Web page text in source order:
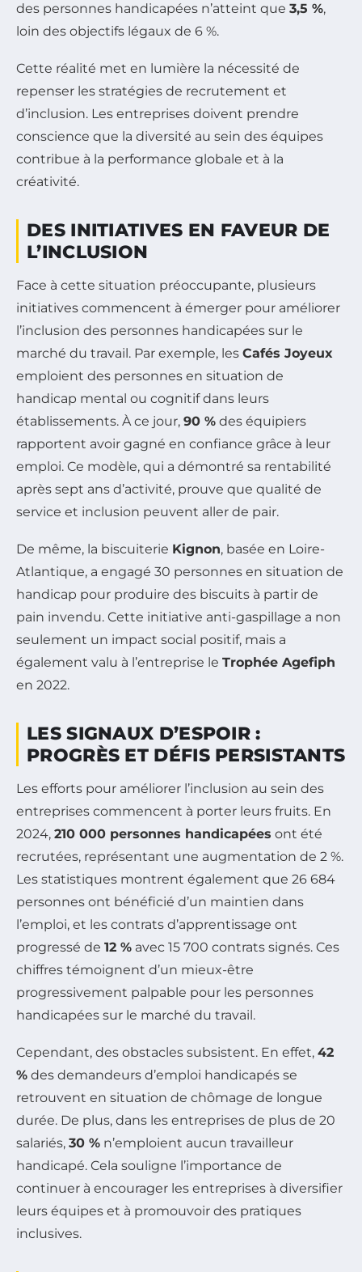
des personnes handicapées n’atteint que 3,5 %,
loin des objectifs légaux de 6 %.
Cette réalité met en lumière la nécessité de
repenser les stratégies de recrutement et
d’inclusion. Les entreprises doivent prendre
conscience que la diversité au sein des équipes
contribue à la performance globale et à la
créativité.
DES INITIATIVES EN FAVEUR DE
L’INCLUSION
Face à cette situation préoccupante, plusieurs
initiatives commencent à émerger pour améliorer
l’inclusion des personnes handicapées sur le
marché du travail. Par exemple, les Cafés Joyeux
emploient des personnes en situation de
handicap mental ou cognitif dans leurs
établissements. À ce jour, 90 % des équipiers
rapportent avoir gagné en confiance grâce à leur
emploi. Ce modèle, qui a démontré sa rentabilité
après sept ans d’activité, prouve que qualité de
service et inclusion peuvent aller de pair.
De même, la biscuiterie Kignon, basée en Loire-
Atlantique, a engagé 30 personnes en situation de
handicap pour produire des biscuits à partir de
pain invendu. Cette initiative anti-gaspillage a non
seulement un impact social positif, mais a
également valu à l’entreprise le Trophée Agefiph
en 2022.
LES SIGNAUX D’ESPOIR :
PROGRÈS ET DÉFIS PERSISTANTS
Les efforts pour améliorer l’inclusion au sein des
entreprises commencent à porter leurs fruits. En
2024, 210 000 personnes handicapées ont été
recrutées, représentant une augmentation de 2 %.
Les statistiques montrent également que 26 684
personnes ont bénéficié d’un maintien dans
l’emploi, et les contrats d’apprentissage ont
progressé de 12 % avec 15 700 contrats signés. Ces
chiffres témoignent d’un mieux-être
progressivement palpable pour les personnes
handicapées sur le marché du travail.
Cependant, des obstacles subsistent. En effet, 42
% des demandeurs d’emploi handicapés se
retrouvent en situation de chômage de longue
durée. De plus, dans les entreprises de plus de 20
salariés, 30 % n’emploient aucun travailleur
handicapé. Cela souligne l’importance de
continuer à encourager les entreprises à diversifier
leurs équipes et à promouvoir des pratiques
inclusives.